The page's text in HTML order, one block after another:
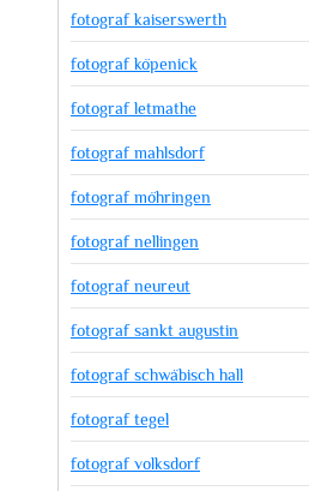
fotograf kaiserswerth
fotograf köpenick
fotograf letmathe
fotograf mahlsdorf
fotograf möhringen
fotograf nellingen
fotograf neureut
fotograf sankt augustin
fotograf schwäbisch hall
fotograf tegel
fotograf volksdorf